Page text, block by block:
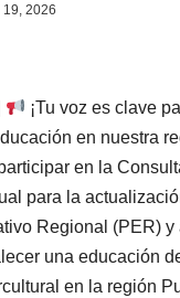
19, 2026
¡Tu voz es clave
en nuestra
en la
para la
Regional (PER) y
una educación
en la región